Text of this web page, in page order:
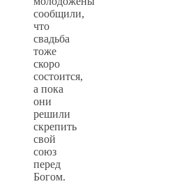
сообщили,
что
свадьба
тоже
скоро
состоится,
а пока
они
решили
скрепить
свой
союз
перед
Богом.